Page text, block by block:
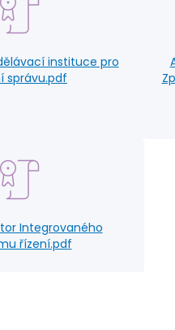
instituce pro
správu.pdf
Integrovaného
řízení.pdf